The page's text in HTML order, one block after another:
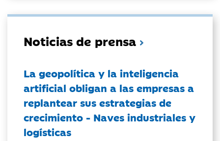
Noticias de prensa
La geopolítica y la inteligencia
artificial obligan a las empresas a
replantear sus estrategias de
crecimiento - Naves industriales y
logísticas